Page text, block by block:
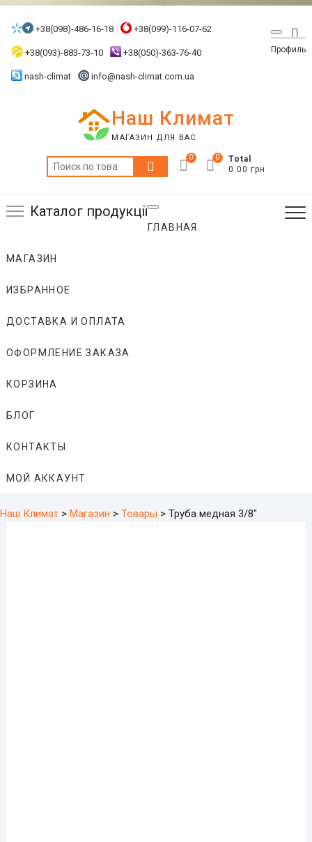
Skip
+38(098)-486-16-18 +38(099)-116-07-62
+38(093)-883-73-10 +38(050)-363-76-40
nash-climat info@nash-climat.com.ua
Профиль
Наш Климат
МАГАЗИН ДЛЯ ВАС
Искать:
0
Total
0.00 грн
0
Каталог продукції
ГЛАВНАЯ
МАГАЗИН
ИЗБРАННОЕ
ДОСТАВКА И ОПЛАТА
ОФОРМЛЕНИЕ ЗАКАЗА
КОРЗИНА
БЛОГ
КОНТАКТЫ
МОЙ АККАУНТ
Наш Климат > Магазин > Товары > Труба медная 3/8″